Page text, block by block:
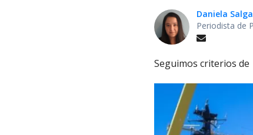
Daniela
Periodista de
Seguimos criterios de